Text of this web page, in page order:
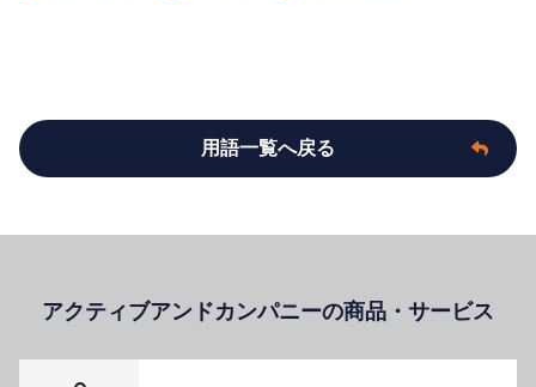
用語一覧へ戻る
アクティブアンドカンパニーの商品・サービス